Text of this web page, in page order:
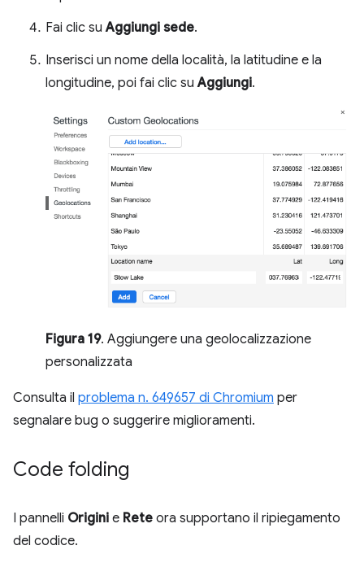
Fai clic suAggiungi sede.
Inserisci un nome della località, la latitudine e la
longitudine, poi fai clic suAggiungi.
Figura 19. Aggiungere una geolocalizzazione
personalizzata
Consulta il problema n. 649657 di Chromium per
segnalare bug o suggerire miglioramenti.
Code folding
I pannelli Origini e Rete ora supportano il ripiegamento
del codice.